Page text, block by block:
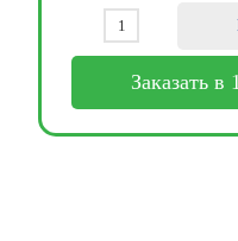
Заказать в